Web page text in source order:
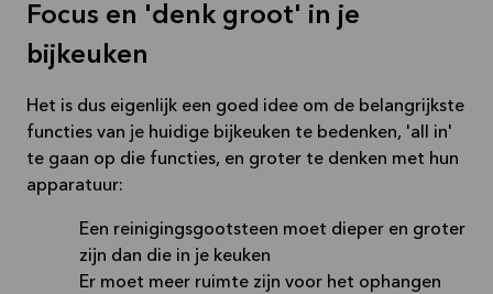
Focus en 'denk groot' in je
bijkeuken
Het is dus eigenlijk een goed idee om de belangrijkste
functies van je huidige bijkeuken te bedenken, 'all in'
te gaan op die functies, en groter te denken met hun
apparatuur:
Een reinigingsgootsteen moet dieper en groter
zijn dan die in je keuken
Er moet meer ruimte zijn voor het ophangen